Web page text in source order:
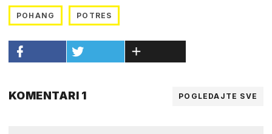
POHANG POTRES
KOMENTARI 1 POGLEDAJTE SVE